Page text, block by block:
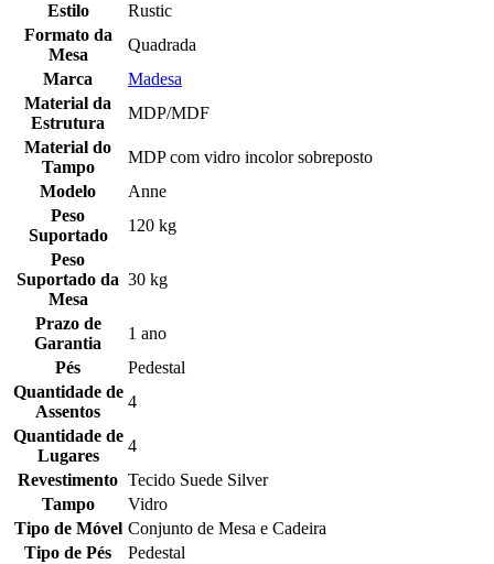
Estilo
Rustic
Formato da
Mesa
Quadrada
Marca
Madesa
Material da
Estrutura
MDP/MDF
Material do
Tampo
MDP com vidro incolor sobreposto
Modelo
Anne
Peso
Suportado
120 kg
Peso
Suportado da
Mesa
30 kg
Prazo de
Garantia
1 ano
Pés
Pedestal
Quantidade de
Assentos
4
Quantidade de
Lugares
4
Revestimento Tecido Suede Silver
Tampo
Vidro
Tipo de Móvel Conjunto de Mesa e Cadeira
Tipo de Pés
Pedestal